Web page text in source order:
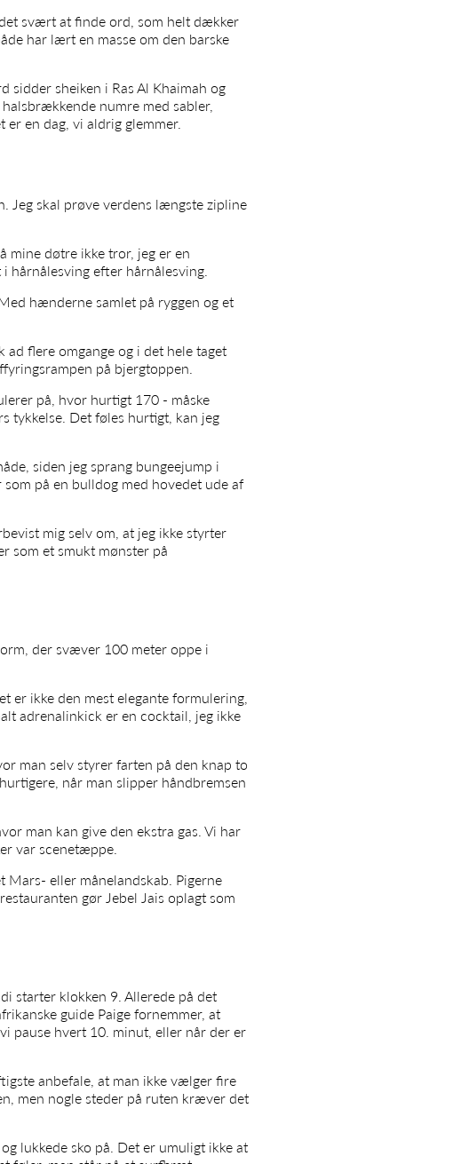
svært at finde ord, som helt dækker
har lært en masse om den barske
sheiken i Ras Al Khaimah og
numre med sabler,
en dag, vi aldrig glemmer.
Jeg skal prøve verdens længste zipline
mine døtre ikke tror, jeg er en
hårnålesving efter hårnålesving.
hænderne samlet på ryggen og et
flere omgange og i det hele taget
på bjergtoppen.
på, hvor hurtigt 170 - måske
tykkelse. Det føles hurtigt, kan jeg
siden jeg sprang bungeejump i
på en bulldog med hovedet ude af
mig selv om, at jeg ikke styrter
som et smukt mønster på
der svæver 100 meter oppe i
er ikke den mest elegante formulering,
adrenalinkick er en cocktail, jeg ikke
man selv styrer farten på den knap to
når man slipper håndbremsen
man kan give den ekstra gas. Vi har
var scenetæppe.
Mars- eller månelandskab. Pigerne
gør Jebel Jais oplagt som
starter klokken 9. Allerede på det
guide Paige fornemmer, at
pause hvert 10. minut, eller når der er
anbefale, at man ikke vælger fire
men nogle steder på ruten kræver det
lukkede sko på. Det er umuligt ikke at